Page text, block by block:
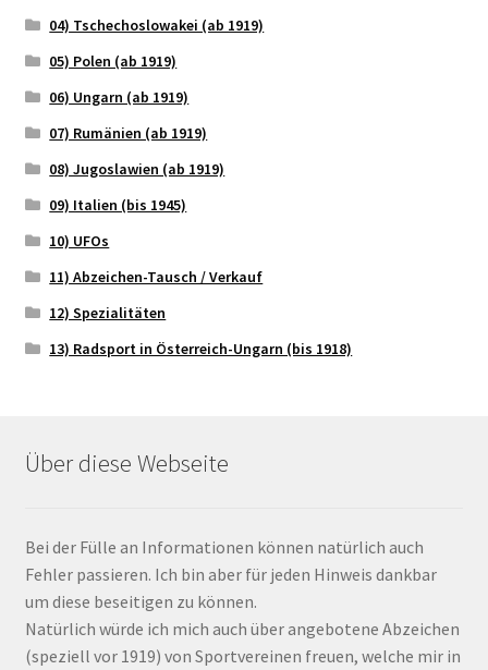
04) Tschechoslowakei (ab 1919)
05) Polen (ab 1919)
06) Ungarn (ab 1919)
07) Rumänien (ab 1919)
08) Jugoslawien (ab 1919)
09) Italien (bis 1945)
10) UFOs
11) Abzeichen-Tausch / Verkauf
12) Spezialitäten
13) Radsport in Österreich-Ungarn (bis 1918)
Über diese Webseite
Bei der Fülle an Informationen können natürlich auch
Fehler passieren. Ich bin aber für jeden Hinweis dankbar
um diese beseitigen zu können.
Natürlich würde ich mich auch über angebotene Abzeichen
(speziell vor 1919) von Sportvereinen freuen, welche mir in